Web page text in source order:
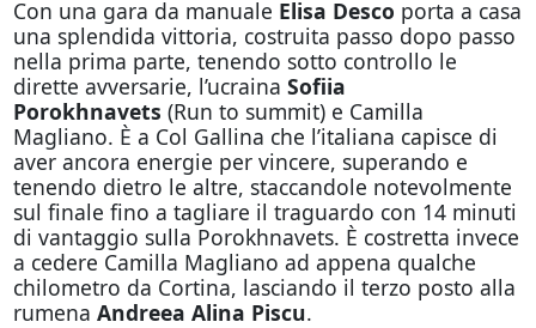
Con una gara da manuale Elisa Desco porta a casa
una splendida vittoria, costruita passo dopo passo
nella prima parte, tenendo sotto controllo le
dirette avversarie, l’ucraina Sofiia
Porokhnavets (Run to summit) e Camilla
Magliano. È a Col Gallina che l’italiana capisce di
aver ancora energie per vincere, superando e
tenendo dietro le altre, staccandole notevolmente
sul finale fino a tagliare il traguardo con 14 minuti
di vantaggio sulla Porokhnavets. È costretta invece
a cedere Camilla Magliano ad appena qualche
chilometro da Cortina, lasciando il terzo posto alla
rumena Andreea Alina Piscu.